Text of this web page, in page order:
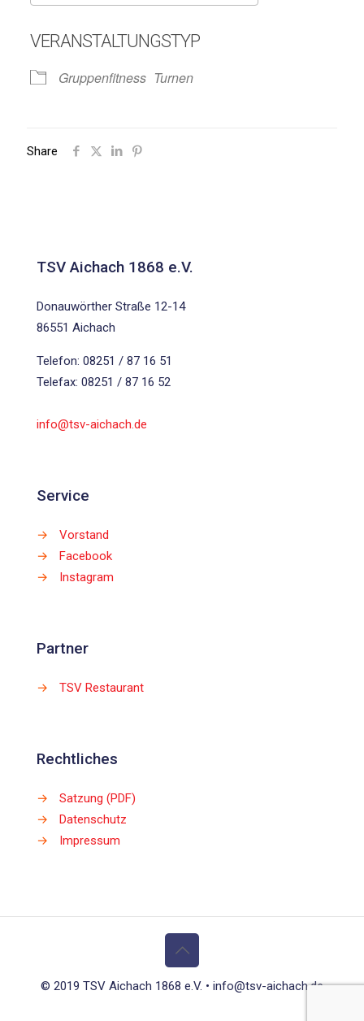
VERANSTALTUNGSTYP
Gruppenfitness Turnen
Share
TSV Aichach 1868 e.V.
Donauwörther Straße 12-14
86551 Aichach
Telefon: 08251 / 87 16 51
Telefax: 08251 / 87 16 52
info@tsv-aichach.de
Service
→
Vorstand
→
Facebook
→
Instagram
Partner
→ TSV Restaurant
Rechtliches
→
Satzung (PDF)
→
Datenschutz
→
Impressum
© 2019 TSV Aichach 1868 e.V. • info@tsv-aichach.de